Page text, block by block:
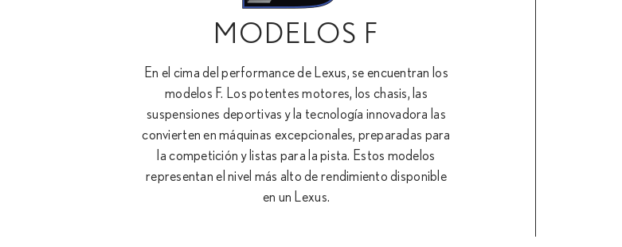
MODELOS F
En el cima del performance de Lexus, se encuentran los
modelos F. Los potentes motores, los chasis, las
suspensiones deportivas y la tecnología innovadora las
convierten en máquinas excepcionales, preparadas para
la competición y listas para la pista. Estos modelos
representan el nivel más alto de rendimiento disponible
en un Lexus.